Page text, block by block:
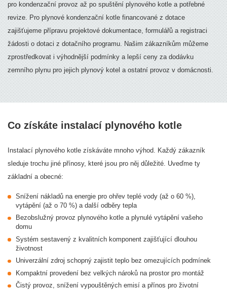
pro kondenzační provoz až po spuštění plynového kotle a potřebné
revize. Pro plynové kondenzační kotle financované z dotace
zajišťujeme přípravu projektové dokumentace, formulářů a registraci
žádosti o dotaci z dotačního programu. Našim zákazníkům můžeme
zprostředkovat i výhodnější podmínky a lepší ceny za dodávku
zemního plynu pro jejich plynový kotel a ostatní provoz v domácnosti.
Co získáte instalací plynového kotle
Instalací plynového kotle získáváte mnoho výhod. Každý zákazník
sleduje trochu jiné přínosy, které jsou pro něj důležité. Uveďme ty
základní a obecné:
Snížení nákladů na energie pro ohřev teplé vody (až o 60 %),
vytápění (až o 70 %) a další odběry tepla
Bezobslužný provoz plynového kotle a plynulé vytápění vašeho
domu
Systém sestavený z kvalitních komponent zajišťující dlouhou
životnost
Univerzální zdroj schopný zajistit teplo bez omezujících podmínek
Kompaktní provedení bez velkých nároků na prostor pro montáž
Čistý provoz, snížení vypouštěných emisí a přínos pro životní